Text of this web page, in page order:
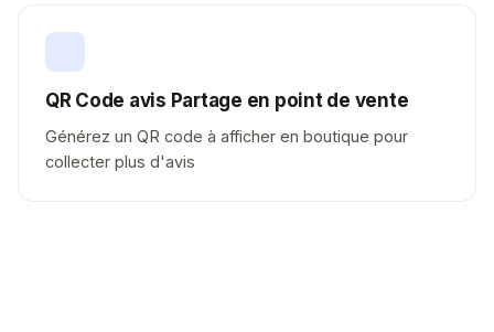
QR Code avis Partage en point de vente
Générez un QR code à afficher en boutique pour
collecter plus d'avis